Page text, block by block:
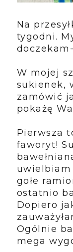
Na
tygodni.
W mojej
sukienek,
zamówić
pokażę
Pierwsza
faworyt!
uwielbiam
gołe
ostatnio
Dopiero
Ogólnie
mega